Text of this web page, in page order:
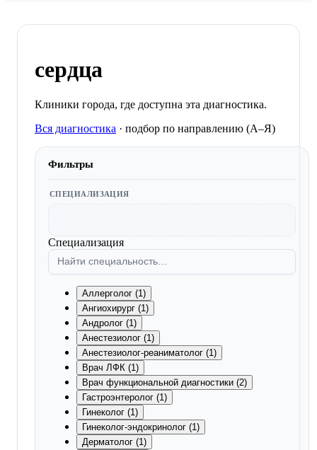
сердца
Клиники города, где доступна эта диагностика.
Вся диагностика · подбор по направлению (A–Я)
Фильтры
СПЕЦИАЛИЗАЦИЯ
Специализация
Аллерголог (1)
Ангиохирург (1)
Андролог (1)
Анестезиолог (1)
Анестезиолог-реаниматолог (1)
Врач ЛФК (1)
Врач функциональной диагностики (2)
Гастроэнтеролог (1)
Гинеколог (1)
Гинеколог-эндокринолог (1)
Дерматолог (1)